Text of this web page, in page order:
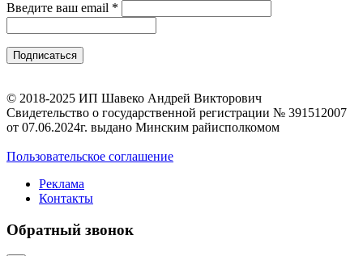
Введите ваш email *
© 2018-2025 ИП Шавеко Андрей Викторович
Свидетельство о государственной регистрации № 391512007
от 07.06.2024г. выдано Минским райисполкомом
Пользовательское соглашение
Реклама
Контакты
Обратный звонок